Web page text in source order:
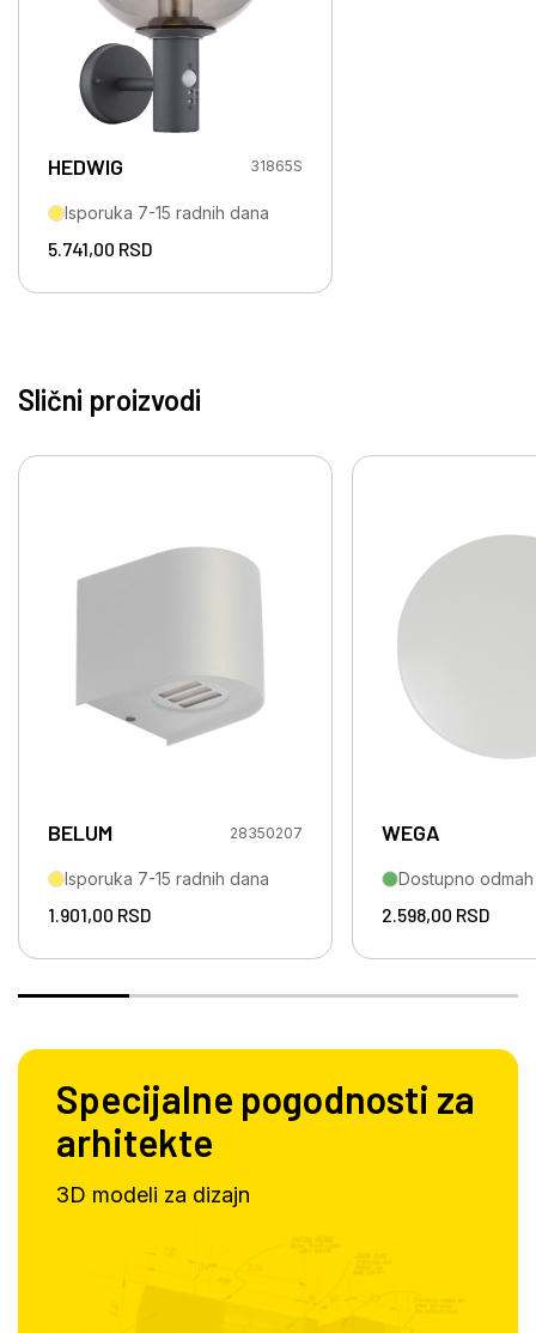
HEDWIG 31865S
Isporuka 7-15 radnih dana
5.741,00 RSD
Slični proizvodi
BELUM 28350207
Isporuka 7-15 radnih dana
1.901,00 RSD
WEGA
Dostupno odmah
2.598,00 RSD
Specijalne pogodnosti za
arhitekte
3D modeli za dizajn